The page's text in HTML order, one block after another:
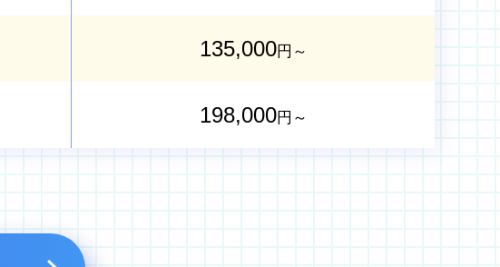
135,000円～
198,000円～